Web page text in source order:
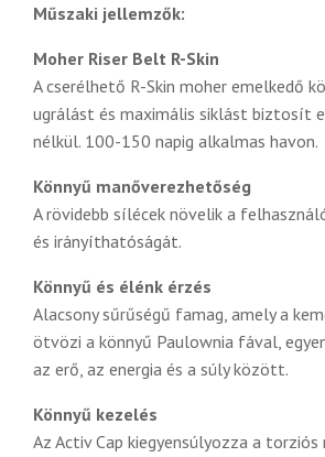
Műszaki jellemzők:
Moher Riser Belt R-Skin
A cserélhető R-Skin moher emelkedő
ugrálást és maximális siklást biztosít
nélkül. 100-150 napig alkalmas havon.
Könnyű manőverezhetőség
A rövidebb sílécek növelik a
és irányíthatóságát.
Könnyű és élénk érzés
Alacsony sűrűségű famag, amely a
ötvözi a könnyű Paulownia fával,
az erő, az energia és a súly között.
Könnyű kezelés
Az Activ Cap kiegyensúlyozza a torziós